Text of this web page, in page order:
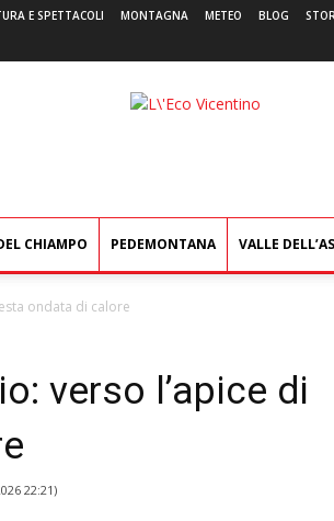
E SPETTACOLI MONTAGNA METEO BLOG
L'Eco
CHIAMPO PEDEMONTANA VALLE
ondata di calore
verso l’apice di
22:21)